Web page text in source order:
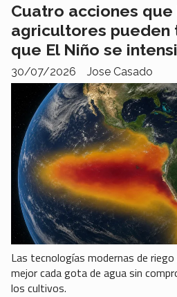
Cuatro acciones que
agricultores pueden
que El Niño se
Jose Casado
30/07/2026
Las tecnologías modernas de
mejor cada gota de agua sin
los cultivos.